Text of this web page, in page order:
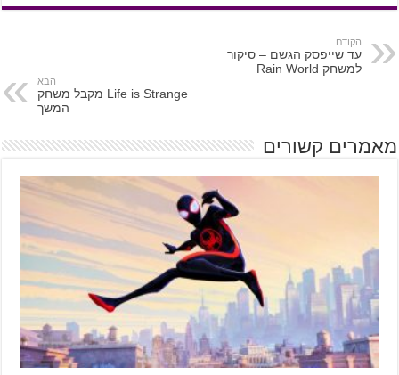
הקודם
עד שייפסק הגשם – סיקור
למשחק Rain World
הבא
Life is Strange מקבל משחק
המשך
מאמרים קשורים